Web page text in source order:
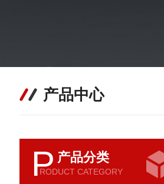
产品中心
P 产品分类
RODUCT CATEGORY